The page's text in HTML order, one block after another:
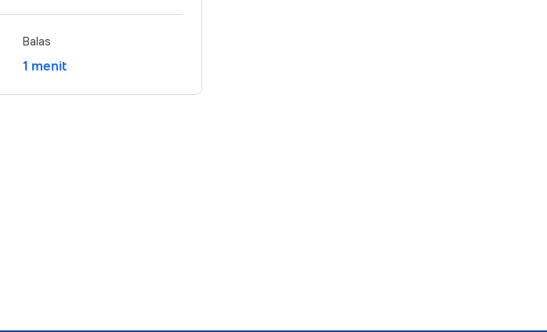
Balas
1 menit